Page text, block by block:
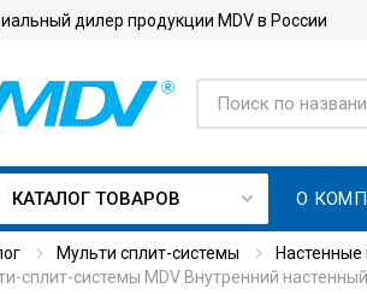
дилер продукции MDV в России
On Off кондиционеры
КАТАЛОГ ТОВАРОВ О
Мульти сплит-системы Настенные
сплит-системы MDV Внутренний настенный